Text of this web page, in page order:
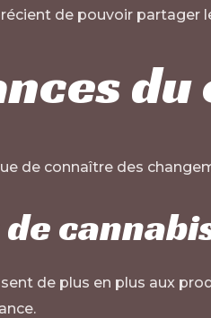
de pouvoir partager
de connaître des
de plus en plus aux